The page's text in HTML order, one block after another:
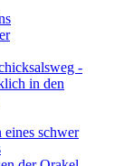
-
in den
eines schwer